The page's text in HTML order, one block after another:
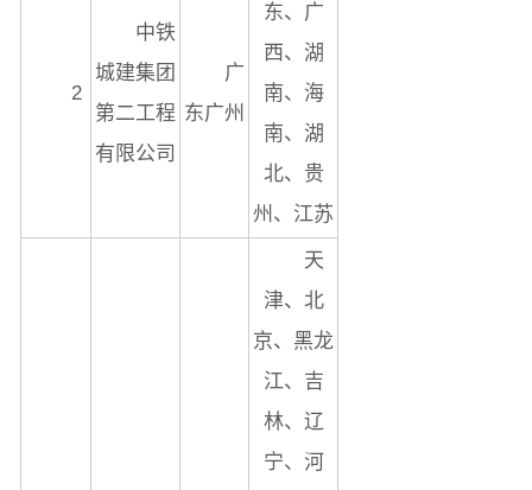
2
中铁
城建集团
第二工程
有限公司
广
东广州
东、广
西、湖
南、海
南、湖
北、贵
州、江苏
天
津、北
京、黑龙
江、吉
林、辽
宁、河